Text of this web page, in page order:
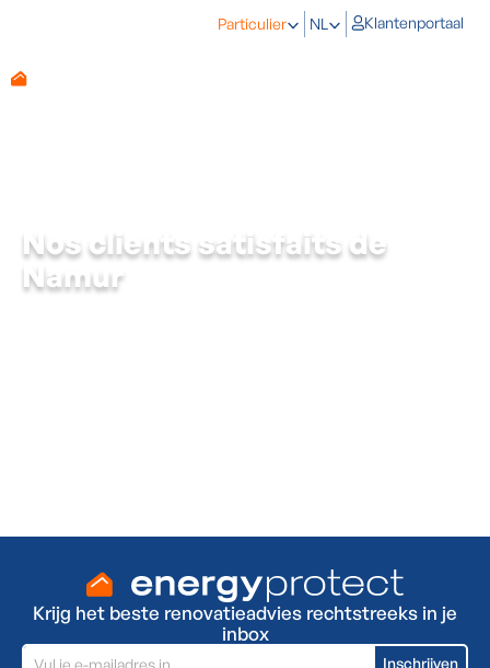
Particulier NL Klantenportaal
Nos clients satisfaits de
Namur
Krijg het beste renovatieadvies rechtstreeks in je
inbox